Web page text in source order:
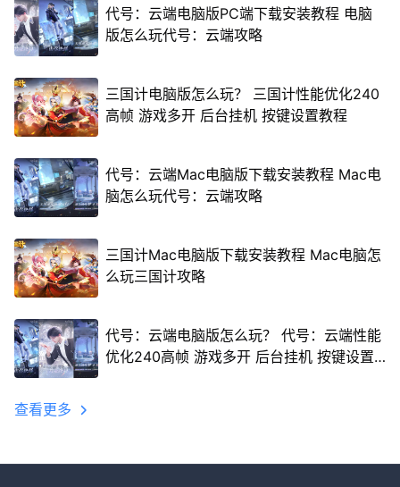
代号：云端电脑版PC端下载安装教程 电脑
版怎么玩代号：云端攻略
三国计电脑版怎么玩？ 三国计性能优化240
高帧 游戏多开 后台挂机 按键设置教程
代号：云端Mac电脑版下载安装教程 Mac电
脑怎么玩代号：云端攻略
三国计Mac电脑版下载安装教程 Mac电脑怎
么玩三国计攻略
代号：云端电脑版怎么玩？ 代号：云端性能
优化240高帧 游戏多开 后台挂机 按键设置
查看更多